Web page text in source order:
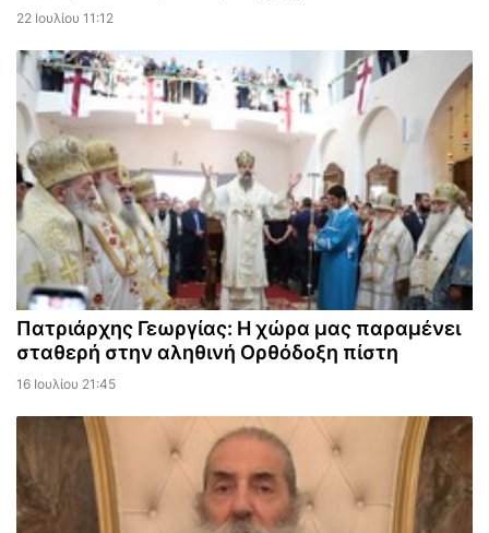
22 Ιουλίου 11:12
Πατριάρχης Γεωργίας: Η χώρα μας παραμένει
σταθερή στην αληθινή Ορθόδοξη πίστη
16 Ιουλίου 21:45